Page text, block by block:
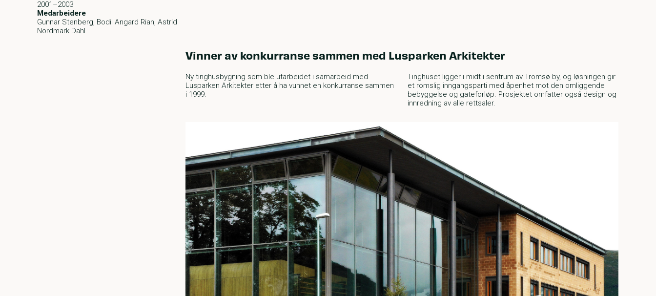
2001–2003
Medarbeidere
Gunnar Stenberg, Bodil Angard Rian, Astrid
Nordmark Dahl
Vinner av konkurranse sammen med Lusparken Arkitekter
Ny tinghusbygning som ble utarbeidet i samarbeid med
Lusparken Arkitekter etter å ha vunnet en konkurranse sammen
i 1999.
Tinghuset ligger i midt i sentrum av Tromsø by, og løsningen gir
et romslig inngangsparti med åpenhet mot den omliggende
bebyggelse og gateforløp. Prosjektet omfatter også design og
innredning av alle rettsaler.